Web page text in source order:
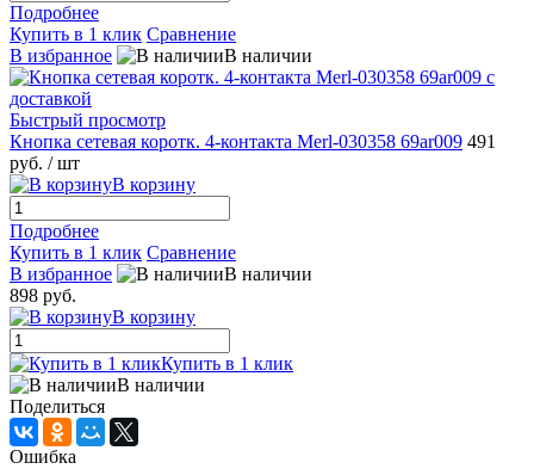
Подробнее
Купить в 1 клик Сравнение
В избранное
В наличии
Быстрый просмотр
Кнопка сетевая коротк. 4-контакта Merl-030358 69ar009 491
руб. / шт
В корзину
Подробнее
Купить в 1 клик Сравнение
В избранное
В наличии
898 руб.
В корзину
Купить в 1 клик
В наличии
Поделиться
Ошибка